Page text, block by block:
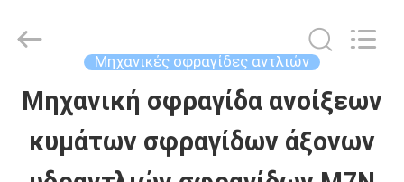
ΣΠΊΤΙ
ΠΡΟΪΌΝΤΑ
International
Μηχανικές σφραγίδες αντλιών
Μηχανική σφραγίδα ανοίξεων
κυμάτων σφραγίδων άξονων